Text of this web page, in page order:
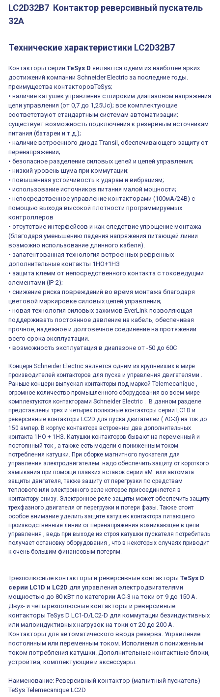
Дополнительный
контактный блок
винтовых
зажимов, 10А,
Electric
D09…D38, LC1
DT20…DT40 24V
LC2D32B7 Контактор реверсивный пускатель
32A
Технические характеристики LC2D32B7
Контакторы серии TeSys D являются одним из наиболее ярких
достижений компании Schneider Electric за последние годы.
преимущества контакторовTeSys;
• наличие катушек управления с широким диапазоном напряжения
цепи управления (от 0,7 до 1,25Uc); все комплектующие
соответствуют стандартным системам автоматизации;
существует возможность подключения к резервным источникам
питания (батареи и т.д.);
• наличие встроенного диода Transil, обеспечивающего защиту от
перенапряжении;
• безопасное разделение силовых цепей и цепей управления;
• низкий уровень шума при коммутации;
• повышенная устойчивость к ударам и вибрациям;
• использование источников питания малой мощности;
• непосредственное управление контакторами (100мА/24В) с
помощью выхода высокой плотности программируемых
контроллеров
• отсутствие интерфейсов и как следствие упрощение монтажа
(благодаря уменьшению падения напряжения питающей линии
возможно использование длинного кабеля).
• запатентованная технология встроенных рефренных
дополнительные контакты 1НО+1НЗ
• защита клемм от непосредственного контакта с токоведущми
элементами (IP-2);
• снижение риска повреждений во время монтажа благодаря
цветовой маркировке силовых цепей управления;
• новая технология силовых зажимов EverLink позволяющая
поддерживать постоянное давление на кабель, обеспечивая
прочное, надежное и долговечное соединение на протяжении
всего срока эксплуатации.
• возможность эксплуатация в диапазоне от -50 до 60С
Концерн Schneider Electric является одним из крупнейших в мире
производителей контакторов для пуска и управления двигателями .
Раньше концерн выпускал контакторы под маркой Telemecanique ,
огромное количество промышленного оборудования во всем мире
комплектуются контакторами Schneider Electric . В данном разделе
представлены трех и четырех полюсные контакторы серии LC1D и
реверсивные контакторы LC2D для пуска двигателей ( AC-3) на ток до
150 ампер. В корпус контактора встроенны два дополнительных
контакта 1НО + 1НЗ. Катушки контакторов бывают на переменный и
постоянный ток , а также есть модели с пониженным током
потребления катушки. При сборке магнитного пускателя для
управления электродвигателем надо обеспечить защиту от короткого
замыкания при помощи плавких вставок серии aM или автомата
защиты двигателя, также защиту от перегрузки по средствам
теплового или электронного реле которое присоединяется в
контактору снизу. Электронное реле защиты может обеспечить защиту
трехфазного двигателя от перегрузки и потери фазы. Также стоит
особое внимание уделить защите катушек контактора питающего
производственные линии от перенапряжения возникающее в цепи
управления , ведь при выходе из строя катушки пускателя потребитель
получает остановку оборудования , что в некоторых случаях приводит
к очень большим финансовым потерям.
Трехполюсные контакторы и реверсивные контакторы TeSys D
серии LC1D и LC2D для управления электродвигателями
мощностью до 80 кВт по категории AC-3 на токи от 9 до 150 А.
Двух- и четырехполюсные контакторы и реверсивные
контакторы TeSys D LC1-D/LC2-D для коммутации безиндуктивных
или малоиндуктивных нагрузок на токи от 20 до 200 А.
Контакторы для автоматического ввода резерва. Управление
постоянным или переменным током. Исполнения с пониженным
током потребления катушки. Дополнительные контактные блоки,
устройтва, комплектующие и аксессуары.
Наименование: Реверсивный контактор (магнитный пускатель)
TeSys Telemecanique LC2D